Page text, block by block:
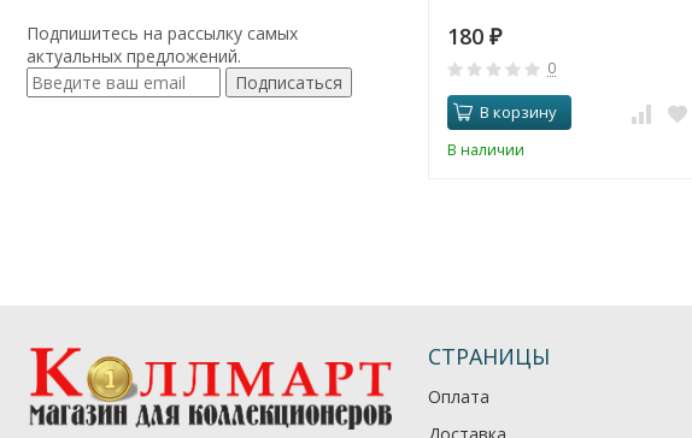
180 ₽
0
В корзину
В наличии
Подпишитесь на рассылку самых
актуальных предложений.
Подписаться
СТРАНИЦЫ
Оплата